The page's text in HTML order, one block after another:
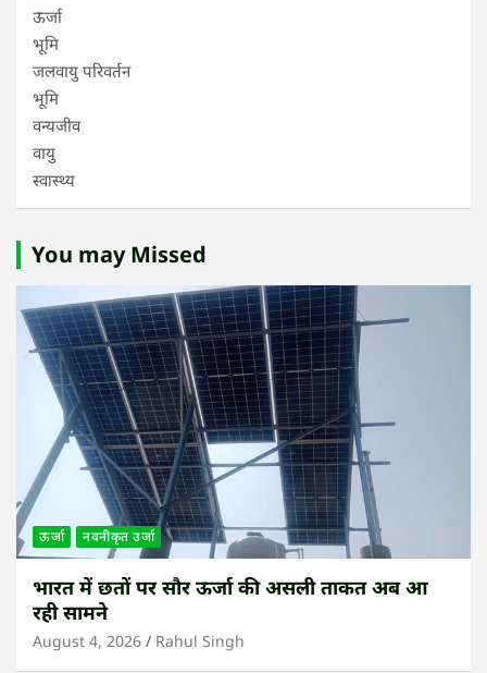
ऊर्जा
भूमि
जलवायु परिवर्तन
भूमि
वन्यजीव
वायु
स्वास्थ्य
You may Missed
ऊर्जा नवनीकृत उर्जा
भारत में छतों पर सौर ऊर्जा की असली ताकत अब आ
रही सामने
August 4, 2026 Rahul Singh